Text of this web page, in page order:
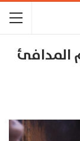
المدافئ